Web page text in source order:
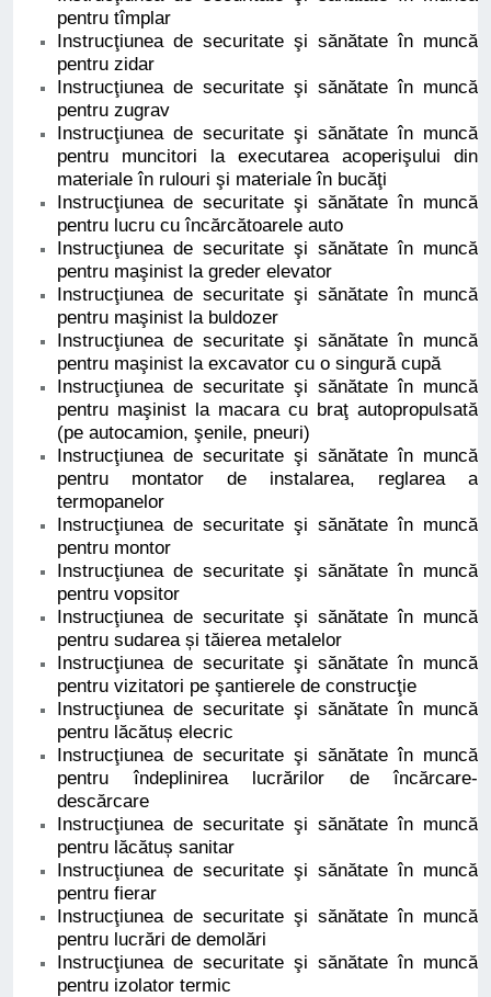
pentru tîmplar
Instrucţiunea de securitate şi sănătate în muncă
pentru zidar
Instrucţiunea de securitate şi sănătate în muncă
pentru zugrav
Instrucţiunea de securitate şi sănătate în muncă
pentru muncitori la executarea acoperişului din
materiale în rulouri şi materiale în bucăţi
Instrucţiunea de securitate şi sănătate în muncă
pentru lucru cu încărcătoarele auto
Instrucţiunea de securitate şi sănătate în muncă
pentru maşinist la greder elevator
Instrucţiunea de securitate şi sănătate în muncă
pentru maşinist la buldozer
Instrucţiunea de securitate şi sănătate în muncă
pentru maşinist la excavator cu o singură cupă
Instrucţiunea de securitate şi sănătate în muncă
pentru maşinist la macara cu braţ autopropulsată
(pe autocamion, şenile, pneuri)
Instrucţiunea de securitate şi sănătate în muncă
pentru montator de instalarea, reglarea a
termopanelor
Instrucţiunea de securitate şi sănătate în muncă
pentru montor
Instrucţiunea de securitate şi sănătate în muncă
pentru vopsitor
Instrucţiunea de securitate şi sănătate în muncă
pentru sudarea și tăierea metalelor
Instrucţiunea de securitate şi sănătate în muncă
pentru vizitatori pe şantierele de construcţie
Instrucţiunea de securitate şi sănătate în muncă
pentru lăcătuș elecric
Instrucţiunea de securitate şi sănătate în muncă
pentru îndeplinirea lucrărilor de încărcare-
descărcare
Instrucţiunea de securitate şi sănătate în muncă
pentru lăcătuș sanitar
Instrucţiunea de securitate şi sănătate în muncă
pentru fierar
Instrucţiunea de securitate şi sănătate în muncă
pentru lucrări de demolări
Instrucţiunea de securitate şi sănătate în muncă
pentru izolator termic